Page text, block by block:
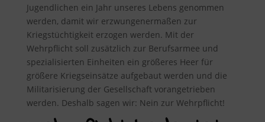
Jugendlichen ein Jahr unseres Lebens genommen
werden, damit wir erzwungenermaßen zur
Kriegstüchtigkeit erzogen werden. Mit der
Wehrpflicht soll zusätzlich zur Berufsarmee und
spezialisierten Einheiten ein größeres Heer für
größere Kriegseinsätze aufgebaut werden und die
Militarisierung der Gesellschaft vorangetrieben
werden. Deshalb sagen wir: Nein zur Wehrpflicht!